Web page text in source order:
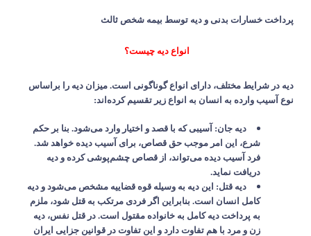
پرداخت خسارات بدنی و دیه توسط بیمه شخص ثالث
انواع دیه چیست؟
دیه در شرایط مختلف، دارای انواع گوناگونی است. میزان دیه را براساس
نوع آسیب وارده به انسان به انواع زیر تقسیم کرده‌اند:
دیه جان: آسیبی که با قصد و اختیار وارد می‌شود. بنا بر حکم
شرع، این امر موجب حق قصاص، برای آسیب دیده خواهد شد.
فرد آسیب دیده می‌تواند، از قصاص چشم‌پوشی کرده و دیه
دریافت نماید.
دیه قتل: این دیه به وسیله قوه قضاییه مشخص می‌شود و دیه
کامل انسان است. بنابراین اگر فردی مرتکب به قتل شود، ملزم
به پرداخت دیه کامل به خانواده مقتول است. در قتل نفس، دیه
زن و مرد با هم تفاوت دارد و این تفاوت در قوانین جزایی ایران